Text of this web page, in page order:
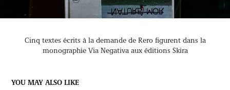
Cinq textes écrits à la demande de Rero figurent dans la
monographie Via Negativa aux éditions Skira
YOU MAY ALSO LIKE